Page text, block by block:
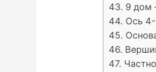
43. 9 дом
44. Ось
45.
46.
47.